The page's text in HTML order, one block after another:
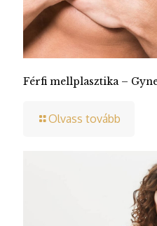
Férfi mellplasztika –
Olvass tovább